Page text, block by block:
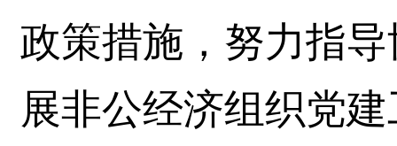
政策措施，努力指
展非公经济组织党